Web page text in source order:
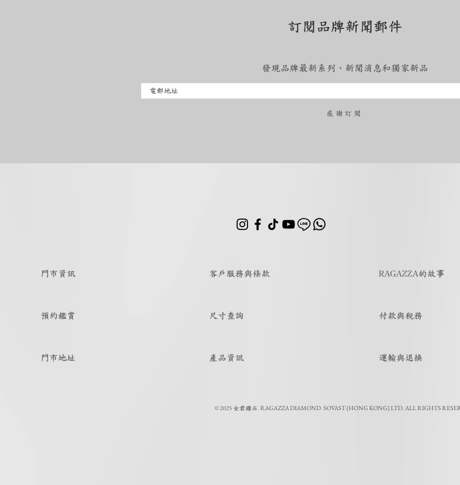
訂閱品牌新聞郵件
發現品牌最新系列、新聞消息和獨家新品
​感謝訂閱
門市資訊
預約鑑賞
門市地址
客戶服務與條款
尺寸查詢
產品資訊
RAGAZZA的故事
付款與稅務
運輸與退換
© 2025 女君鑽石.RAGAZZA DIAMOND. SOVAST (HONG KONG) LTD. ALL RIGHTS